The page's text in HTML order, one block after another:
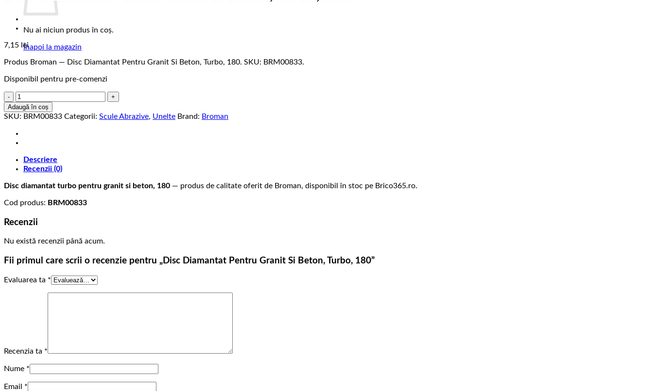
Nu ai niciun produs în coș.
Înapoi la magazin
7,15 lei
Produs Broman — Disc Diamantat Pentru Granit Si Beton, Turbo, 180. SKU: BRM00833.
Disponibil pentru pre-comenzi
Cantitate
Disc
Diamantat
Granit
Si
Turbo,
180
Adaugă în coș
SKU: BRM00833 Categorii: Scule Abrazive, Unelte Brand: Broman
Descriere
Recenzii (0)
Disc diamantat turbo pentru granit si beton, 180 — produs de calitate oferit de Broman, disponibil în stoc pe Brico365.ro.
Cod produs: BRM00833
Recenzii
Nu există recenzii până acum.
Fii primul care scrii o recenzie pentru „Disc Diamantat Pentru Granit Si Beton, Turbo, 180”
Evaluarea ta *
Recenzia ta *
Nume *
Email *